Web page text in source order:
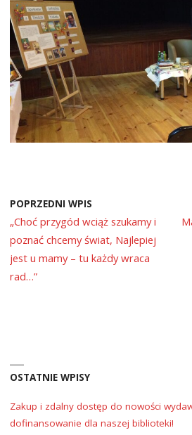
POPRZEDNI WPIS
„Choć przygód wciąż szukamy i
poznać chcemy świat, Najlepiej
jest u mamy – tu każdy wraca
rad…”
OSTATNIE WPISY
Zakup i zdalny dostęp do nowości
dofinansowanie dla naszej biblioteki!